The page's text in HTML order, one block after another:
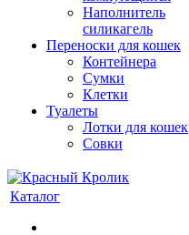
Наполнитель
силикагель
Переноски для кошек
Контейнера
Сумки
Клетки
Туалеты
Лотки для кошек
Совки
Каталог